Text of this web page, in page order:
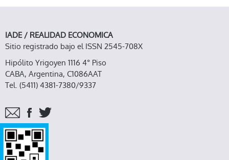
IADE / REALIDAD ECONOMICA
Sitio registrado bajo el ISSN 2545-708X
Hipólito Yrigoyen 1116 4° Piso
CABA, Argentina, C1086AAT
Tel. (5411) 4381-7380/9337